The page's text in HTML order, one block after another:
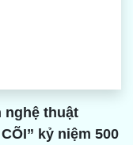
nghệ thuật
kỷ niệm 500